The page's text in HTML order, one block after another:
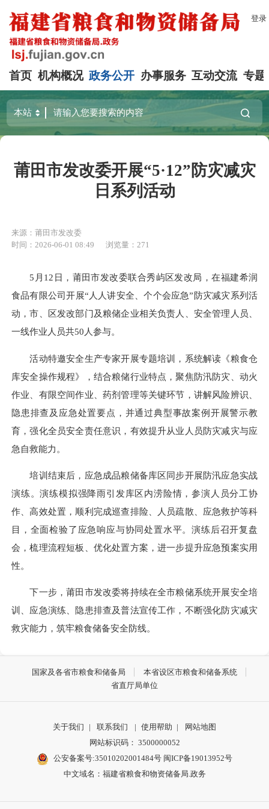
登录
首页 机构概况 政务公开 办事服务 互动交流 专题
莆田市发改委开展“5·12”防灾减灾
日系列活动
来源：莆田市发改委
时间：2026-06-01 08:49
浏览量：271
5月12日，莆田市发改委联合秀屿区发改局，在福建希润
食品有限公司开展“人人讲安全、个个会应急”防灾减灾系列活
动，市、区发改部门及粮储企业相关负责人、安全管理人员、
一线作业人员共50人参与。
活动特邀安全生产专家开展专题培训，系统解读《粮食仓
库安全操作规程》，结合粮储行业特点，聚焦防汛防灾、动火
作业、有限空间作业、药剂管理等关键环节，讲解风险辨识、
隐患排查及应急处置要点，并通过典型事故案例开展警示教
育，强化全员安全责任意识，有效提升从业人员防灾减灾与应
急自救能力。
培训结束后，应急成品粮储备库区同步开展防汛应急实战
演练。演练模拟强降雨引发库区内涝险情，参演人员分工协
作、高效处置，顺利完成巡查排险、人员疏散、应急救护等科
目，全面检验了应急响应与协同处置水平。演练后召开复盘
会，梳理流程短板、优化处置方案，进一步提升应急预案实用
性。
下一步，莆田市发改委将持续在全市粮储系统开展安全培
训、应急演练、隐患排查及普法宣传工作，不断强化防灾减灾
救灾能力，筑牢粮食储备安全防线。
国家及各省市粮食和储备局
本省设区市粮食和储备系统
省直厅局单位
关于我们 | 联系我们 | 使用帮助 |
网站地图
网站标识码： 3500000052
公安备案号:35010202001484号 闽ICP备19013952号
中文域名：福建省粮食和物资储备局.政务